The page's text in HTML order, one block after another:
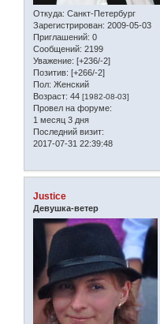
Откуда: Санкт-Петербург
Зарегистрирован: 2009-05-03
Приглашений: 0
Сообщений: 2199
Уважение: [+236/-2]
Позитив: [+266/-2]
Пол: Женский
Возраст: 44 [1982-08-03]
Провел на форуме:
1 месяц 3 дня
Последний визит:
2017-07-31 22:39:48
Justice
Девушка-ветер